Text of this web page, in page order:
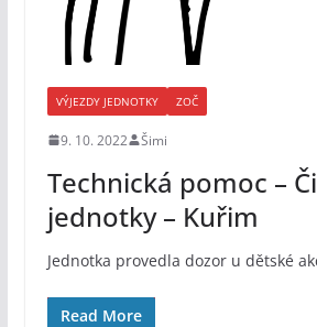
VÝJEZDY JEDNOTKY ZOČ
9. 10. 2022 Šimi
Technická pomoc –
jednotky – Kuřim
Jednotka provedla dozor u dětské
Read More